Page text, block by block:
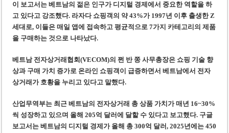
이 보고서는 베트남의 젊은 인구가 디지털 경제에서 중요한 역할을 하
고 있다고 강조했다. 라자다 쇼핑객의 약 43%가 1997년 이후 출생한 Z
세대로, 이들은 매일 앱에 접속하고 평균적으로 7가지 카테고리의 제품
을 구매하는 것으로 나타났다.
베트남 전자상거래협회(VECOM)의 쩐 반 쫑 사무총장은 쇼핑 기술 향
상과 구매 가치 증가로 온라인 쇼핑객이 급증하면서 베트남에서 전자
상거래가 호황을 누리고 있다고 말했다.
산업무역부는 최근 베트남의 전자상거래 총 상품 가치가 매년 16~30%
씩 성장하고 있으며 올해 205억 달러에 달할 수 있다고 보고했다. 구글
보고서는 베트남의 디지털 경제가 올해 총 300억 달러, 2025년에는 450